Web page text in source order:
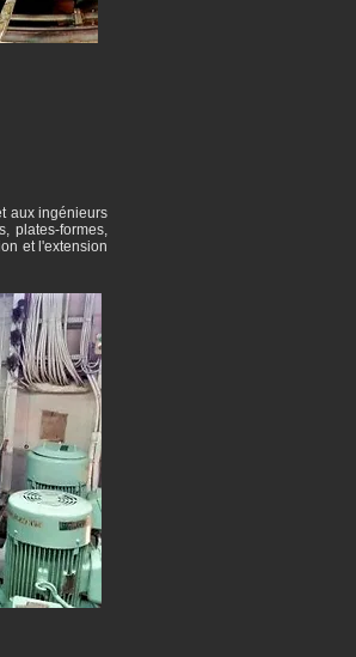
aux ingénieurs
plates-formes,
et l'extension